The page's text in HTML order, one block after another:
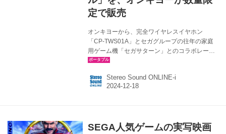
定で販売
オンキヨーから、完全ワイヤレスイヤホン
「CP-TWS01A」とセガグループの往年の家庭
用ゲーム機「セガサターン」とのコラボレーシ
ョンモデル「CP-TWS01A セガサターンモデ
で発売される。価格は￥15,500（税込、送料
込）。 ベースモデルのCP-TWS01Aは、
組み合わせることで、aptXに比べても高音質で
Stereo Sound ONLINE-i
SEGA人気ゲームの実写映画